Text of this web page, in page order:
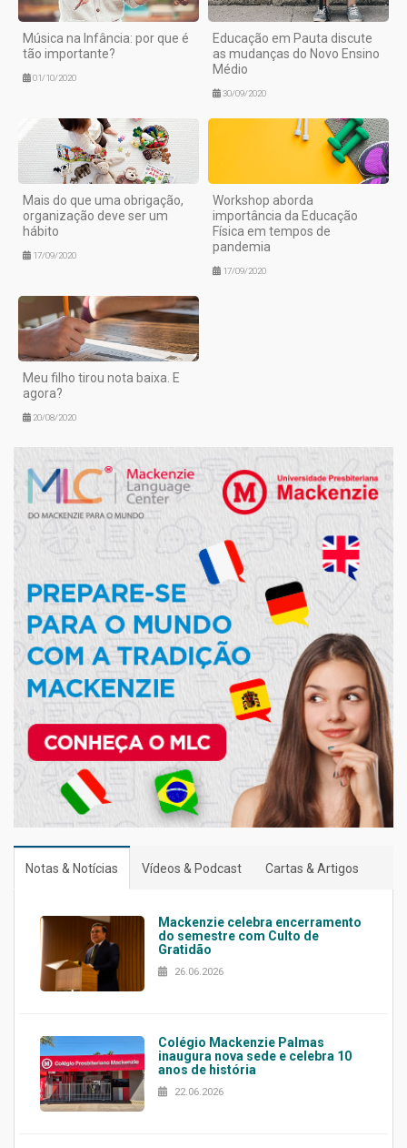
Música na Infância: por que é
tão importante?
01/10/2020
Educação em Pauta discute
as mudanças do Novo Ensino
Médio
30/09/2020
Mais do que uma obrigação,
organização deve ser um
hábito
17/09/2020
Workshop aborda
importância da Educação
Física em tempos de
pandemia
17/09/2020
Meu filho tirou nota baixa. E
agora?
20/08/2020
Notas & Notícias Vídeos & Podcast Cartas & Artigos
Mackenzie celebra encerramento
do semestre com Culto de
Gratidão
26.06.2026
Colégio Mackenzie Palmas
inaugura nova sede e celebra 10
anos de história
22.06.2026